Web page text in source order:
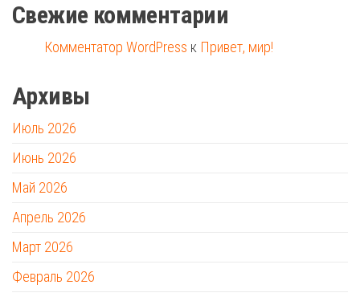
Свежие комментарии
Комментатор WordPress к Привет, мир!
Архивы
Июль 2026
Июнь 2026
Май 2026
Апрель 2026
Март 2026
Февраль 2026